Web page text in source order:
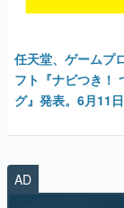
任天堂、ゲームプ
フト『ナビつき！
グ』発表。6月11
AD